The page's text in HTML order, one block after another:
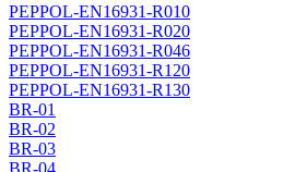
PEPPOL-EN16931-R010
PEPPOL-EN16931-R020
PEPPOL-EN16931-R046
PEPPOL-EN16931-R120
PEPPOL-EN16931-R130
BR-01
BR-02
BR-03
BR-04